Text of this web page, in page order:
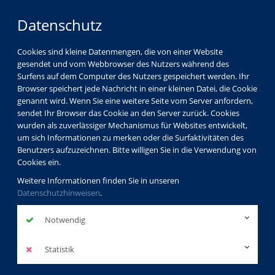
Datenschutz
Cookies sind kleine Datenmengen, die von einer Website
gesendet und vom Webbrowser des Nutzers während des
Surfens auf dem Computer des Nutzers gespeichert werden. Ihr
Browser speichert jede Nachricht in einer kleinen Datei, die Cookie
genannt wird. Wenn Sie eine weitere Seite vom Server anfordern,
sendet Ihr Browser das Cookie an den Server zurück. Cookies
wurden als zuverlässiger Mechanismus für Websites entwickelt,
um sich Informationen zu merken oder die Surfaktivitäten des
Benutzers aufzuzeichnen. Bitte willigen Sie in die Verwendung von
Cookies ein.
Weitere Informationen finden Sie in unseren
Datenschutzhinweisen.
Notwendig
Statistik